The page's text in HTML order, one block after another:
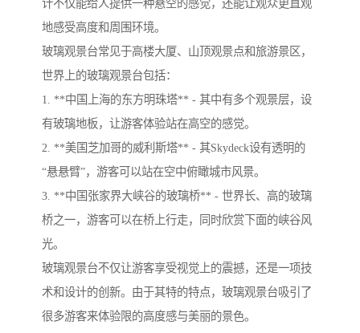
计不仅能给人提供一种悬空的感觉，还能让观众更直观
地感受高度和周围环境。
玻璃观景台常见于高楼大厦、山顶观景点和旅游景区，
世界上的玻璃观景台包括：
1. **中国上海的东方明珠塔** - 其中有多个观景层，设
有玻璃地板，让游客体验站在高空的感觉。
2. **美国芝加哥的威利斯塔** - 其Skydeck设有透明的
“悬悬臂”，游客可以站在空中俯瞰城市风景。
3. **中国张家界大峡谷的玻璃桥** - 世界长、高的玻璃
桥之一，游客可以在桥上行走，同时欣赏下面的峡谷风
光。
玻璃观景台不仅让游客享受视觉上的震撼，还是一项技
术和设计的创新。由于其特的特点，玻璃观景台吸引了
很多游客来体验限的高度感与美丽的景色。